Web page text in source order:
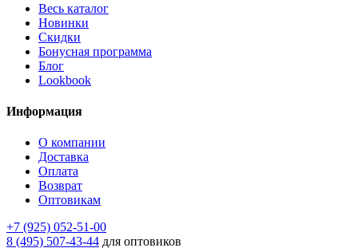
Весь каталог
Новинки
Скидки
Бонусная программа
Блог
Lookbook
Информация
О компании
Доставка
Оплата
Возврат
Оптовикам
+7 (925) 052-51-00
8 (495) 507-43-44 для оптовиков